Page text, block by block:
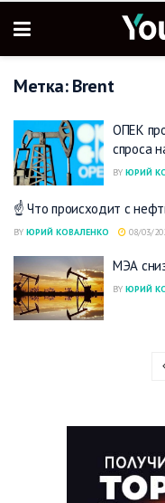
Метка:Brent
ОПЕК
спроса
BY ЮРИЙ
☝️ Что происходит с
BY ЮРИЙ КОВАЛЕНКО 08/03/
МЭА
BY ЮРИЙ